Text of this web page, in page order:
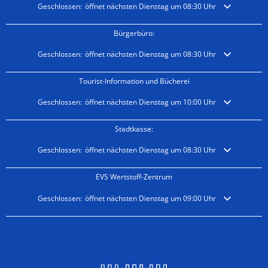
Klicken, um weitere Öffnungs- oder Schließzeiten auszublenden
Geschlossen: öffnet nächsten Dienstag um 08:30 Uhr
Bürgerbüro:
Klicken, um weitere Öffnungs- oder Schließzeiten auszublenden
Geschlossen: öffnet nächsten Dienstag um 08:30 Uhr
Tourist-Information und Bücherei
Klicken, um weitere Öffnungs- oder Schließzeiten auszublenden
Geschlossen: öffnet nächsten Dienstag um 10:00 Uhr
Stadtkasse:
Klicken, um weitere Öffnungs- oder Schließzeiten auszublenden
Geschlossen: öffnet nächsten Dienstag um 08:30 Uhr
EVS Wertstoff-Zentrum
Klicken, um weitere Öffnungs- oder Schließzeiten auszublenden
Geschlossen: öffnet nächsten Dienstag um 09:00 Uhr